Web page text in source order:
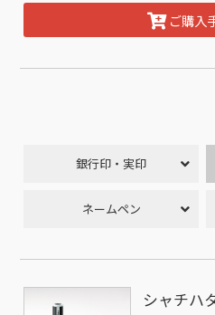
ご購入
銀行印・実印
ネームペン
シャチハ